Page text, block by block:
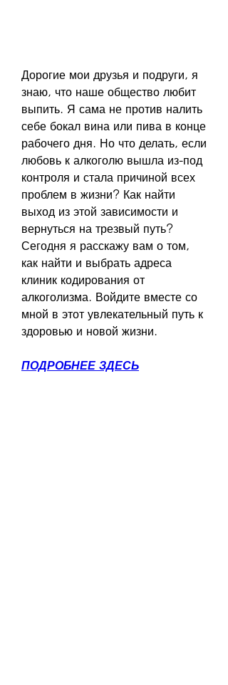
Дорогие мои друзья и подруги, я
знаю, что наше общество любит
выпить. Я сама не против налить
себе бокал вина или пива в конце
рабочего дня. Но что делать, если
любовь к алкоголю вышла из-под
контроля и стала причиной всех
проблем в жизни? Как найти
выход из этой зависимости и
вернуться на трезвый путь?
Сегодня я расскажу вам о том,
как найти и выбрать адреса
клиник кодирования от
алкоголизма. Войдите вместе со
мной в этот увлекательный путь к
здоровью и новой жизни.
ПОДРОБНЕЕ ЗДЕСЬ